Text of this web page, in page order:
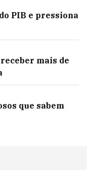
PIB e pressiona
mais de
que sabem